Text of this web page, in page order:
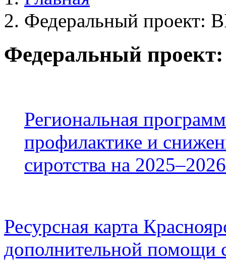
Федеральный проект:
Федеральный
Региональная
профилактике и
сиротства на
Ресурсная карта
дополнительной помощи